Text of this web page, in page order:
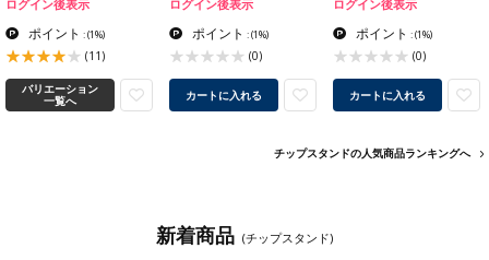
ログイン後表示
ポイント :(1%)
(11)
バリエーション
一覧へ
ログイン後表示
ポイント :(1%)
(0)
カートに入れる
ログイン後表示
ポイント :(1%)
(0)
カートに入れる
チップスタンドの人気商品ランキングへ
新着商品 (チップスタンド)